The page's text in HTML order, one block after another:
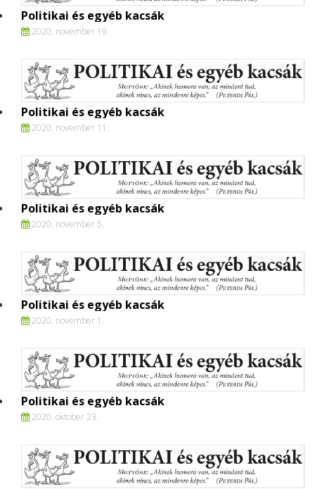
Politikai és egyéb kacsák
2020. november 19.
Politikai és egyéb kacsák
2020. november 11.
Politikai és egyéb kacsák
2020. november 5.
Politikai és egyéb kacsák
2020. november 1.
Politikai és egyéb kacsák
2020. oktober 23.